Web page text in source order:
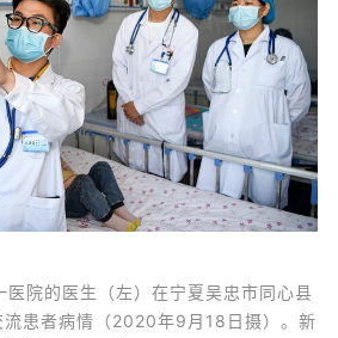
医院的医生（左）在宁夏吴忠市同心县
流患者病情（2020年9月18日摄）。新